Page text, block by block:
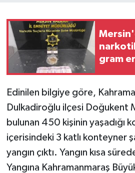
gram
Edinilen bilgiye göre,
Dulkadiroğlu ilçesi Doğukent
bulunan 450 kişinin yaşadığı
içerisindeki 3 katlı konteyner
yangın çıktı. Yangın kısa
Yangına Kahramanmaraş